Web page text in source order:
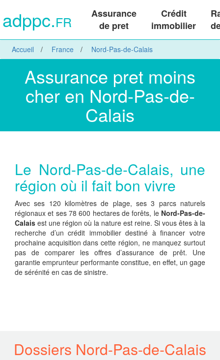
adppc.FR
Assurance
de pret
Crédit
immobilier
Accueil France Nord-Pas-de-Calais
Assurance pret moins
cher en Nord-Pas-de-
Calais
Le Nord-Pas-de-Calais, une
région où il fait bon vivre
Avec ses 120 kilomètres de plage, ses 3 parcs naturels
régionaux et ses 78 600 hectares de forêts, le Nord-Pas-de-
Calais est une région où la nature est reine. Si vous êtes à la
recherche d’un crédit immobilier destiné à financer votre
prochaine acquisition dans cette région, ne manquez surtout
pas de comparer les offres d’assurance de prêt. Une
garantie emprunteur performante constitue, en effet, un gage
de sérénité en cas de sinistre.
Dossiers Nord-Pas-de-Calais